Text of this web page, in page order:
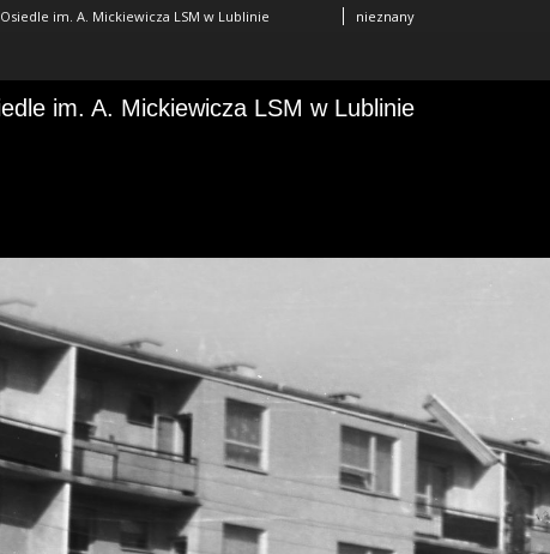
Osiedle im. A. Mickiewicza LSM w Lublinie nieznany